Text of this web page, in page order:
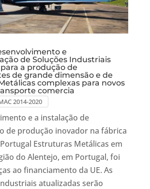
e
de Soluções Industriais
a produção de
de grande dimensão e de
complexas para novos
comercia
2014-2020
e a instalação de
de produção inovador na fábrica
Estruturas Metálicas em
do Alentejo, em Portugal, foi
ao financiamento da UE. As
atualizadas serão